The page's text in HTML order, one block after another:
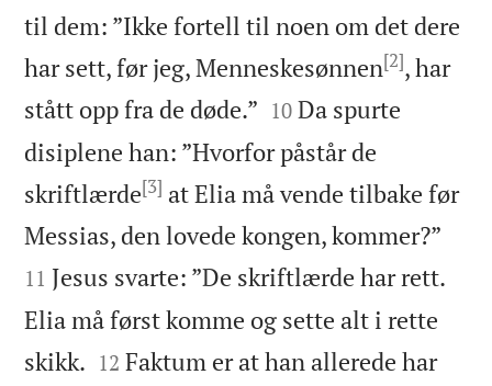
til dem: ”Ikke fortell til noen om det dere
har sett, før jeg, Menneskesønnen[2], har
stått opp fra de døde.” 

10 Da spurte
disiplene han: ”Hvorfor påstår de
skriftlærde[3] at Elia må vende tilbake før
Messias, den lovede kongen, kommer?”
11 Jesus svarte: ”De skriftlærde har rett.
Elia må først komme og sette alt i rette
skikk. 

12 Faktum er at han allerede har